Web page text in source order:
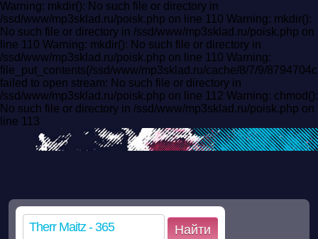
Warning: mkdir(): No such file or directory in
/ssd/www/mp3sklad.ru/poisk.php on line 110 Warning: mkdir():
No such file or directory in /ssd/www/mp3sklad.ru/poisk.php on
line 110 Warning: mkdir(): No such file or directory in
/ssd/www/mp3sklad.ru/poisk.php on line 110 Warning:
file_put_contents(/ssd/www/mp3sklad.ru/cache/8/7/9/
failed to open stream: No such file or directory in
/ssd/www/mp3sklad.ru/poisk.php on line 112 Warning: chmod():
No such file or directory in /ssd/www/mp3sklad.ru/poisk.php on
line 113
Найти